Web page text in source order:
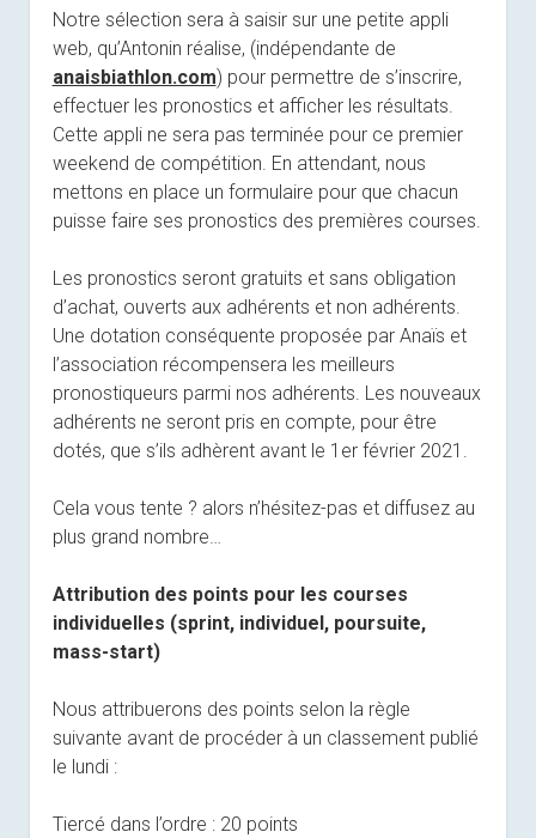
Notre sélection sera à saisir sur une petite appli
web, qu’Antonin réalise, (indépendante de
anaisbiathlon.com) pour permettre de s’inscrire,
effectuer les pronostics et afficher les résultats.
Cette appli ne sera pas terminée pour ce premier
weekend de compétition. En attendant, nous
mettons en place un formulaire pour que chacun
puisse faire ses pronostics des premières courses.
Les pronostics seront gratuits et sans obligation
d’achat, ouverts aux adhérents et non adhérents.
Une dotation conséquente proposée par Anaïs et
l’association récompensera les meilleurs
pronostiqueurs parmi nos adhérents. Les nouveaux
adhérents ne seront pris en compte, pour être
dotés, que s’ils adhèrent avant le 1er février 2021.
Cela vous tente ? alors n’hésitez-pas et diffusez au
plus grand nombre…
Attribution des points pour les courses
individuelles (sprint, individuel, poursuite,
mass-start)
Nous attribuerons des points selon la règle
suivante avant de procéder à un classement publié
le lundi :
Tiercé dans l’ordre : 20 points